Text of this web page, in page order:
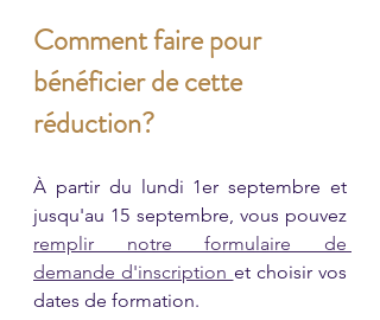
Comment faire pour
bénéficier de cette
réduction?
À partir du lundi 1er septembre et
remplir notre formulaire de
demande d'inscription et choisir vos
dates de formation.